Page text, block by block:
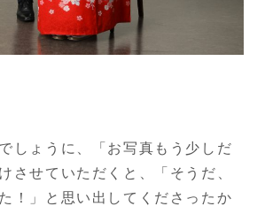
しょうに、「お写真もう少しだ
させていただくと、「そうだ、
！」と思い出してくださったか